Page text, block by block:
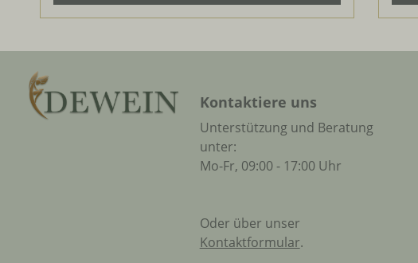
Kontaktiere uns
Unterstützung und Beratung
unter:
Mo-Fr, 09:00 - 17:00 Uhr
Oder über unser
Kontaktformular.